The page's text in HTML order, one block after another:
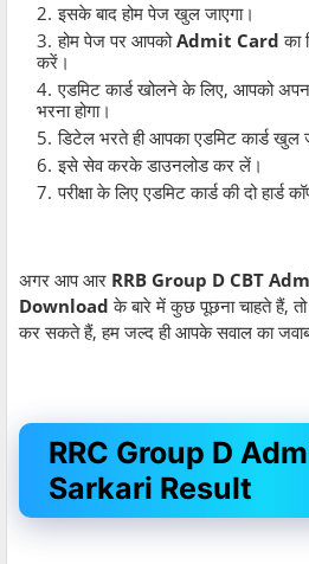
इसके बाद होम पेज खुल जाएगा।
होम पेज पर आपकोAdmit Card का
करें।
एडमिट कार्ड खोलने के लिए, आपको
भरना होगा।
डिटेल भरते ही आपका एडमिट कार्ड खुल
इसे सेव करके डाउनलोड कर लें।
परीक्षा के लिए एडमिट कार्ड की दो हार्ड
अगर आप आर RRB Group D CBT
Download के बारे में कुछ पूछना चाहते हैं,
कर सकते हैं, हम जल्द ही आपके सवाल का
RRC Group D
Sarkari Result